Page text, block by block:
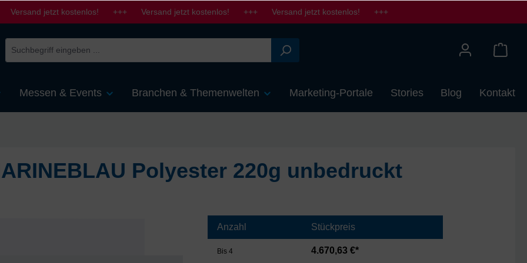
jetzt kostenlos! +++ Versand jetzt kostenlos! +++ Versand jetzt kostenlos! +++
Messen & Events Branchen & Themenwelten Marketing-Portale Stories Blog Kontakt
Polyester 220g unbedruckt
Anzahl Stückpreis
Bis 4 4.670,63 €*